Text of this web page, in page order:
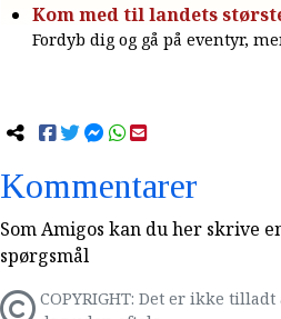
Kom med til landets
Fordyb dig og gå på eventyr,
Kommentarer
Som Amigos kan du her skrive
spørgsmål
COPYRIGHT: Det er ikke